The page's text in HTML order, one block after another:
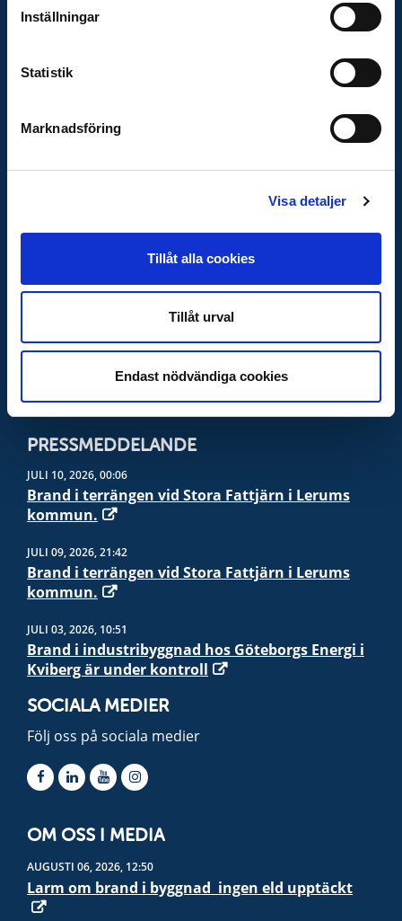
Inställningar
Statistik
Marknadsföring
Visa detaljer
Tillåt alla cookies
Tillåt urval
Endast nödvändiga cookies
Cookies
VIKTIGA LÄNKAR
Lilla krisinfo- Krisinformation för barn och unga
MCF - Råd till privatpersoner
Polis, när det inte är akut -114 14
1177
Giftinformation -010-456 6700
SOS-international -
004570105050
PRESSMEDDELANDE
JULI 10, 2026, 00:06
Brand i terrängen vid Stora Fattjärn i Lerums
kommun.
JULI 09, 2026, 21:42
Brand i terrängen vid Stora Fattjärn i Lerums
kommun.
JULI 03, 2026, 10:51
Brand i industribyggnad hos Göteborgs Energi i
Kviberg är under kontroll
SOCIALA MEDIER
Följ oss på sociala medier
OM OSS I MEDIA
AUGUSTI 06, 2026, 12:50
Larm om brand i byggnad  ingen eld upptäckt